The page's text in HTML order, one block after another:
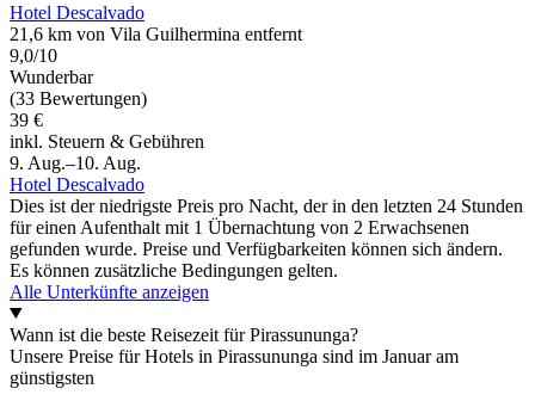
Hotel Descalvado
21,6 km von Vila Guilhermina entfernt
9,0/10
Wunderbar
(33 Bewertungen)
39 €
inkl. Steuern & Gebühren
9. Aug.–10. Aug.
Hotel Descalvado
Dies ist der niedrigste Preis pro Nacht, der in den letzten 24 Stunden
für einen Aufenthalt mit 1 Übernachtung von 2 Erwachsenen
gefunden wurde. Preise und Verfügbarkeiten können sich ändern.
Es können zusätzliche Bedingungen gelten.
Alle Unterkünfte anzeigen
Wann ist die beste Reisezeit für Pirassununga?
Unsere Preise für Hotels in Pirassununga sind im Januar am
günstigsten